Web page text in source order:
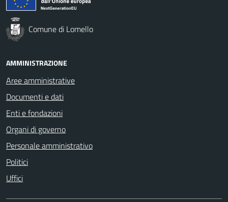
Comune di Lomello
AMMINISTRAZIONE
Aree amministrative
Documenti e dati
Enti e fondazioni
Organi di governo
Personale amministrativo
Politici
Uffici